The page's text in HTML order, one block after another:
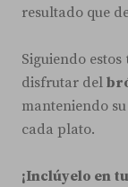
resultado que
Siguiendo estos
disfrutar del
manteniendo su
cada plato.
¡Inclúyelo en